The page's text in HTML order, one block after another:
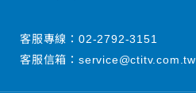
客服專線： 02-2792-3151
客服信箱： service@ctitv.com.tw